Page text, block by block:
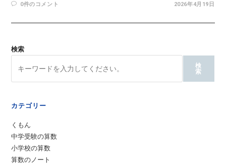
0件のコメント 2026年4月19日
検索
検
索
カテゴリー
くもん
中学受験の算数
小学校の算数
算数のノート